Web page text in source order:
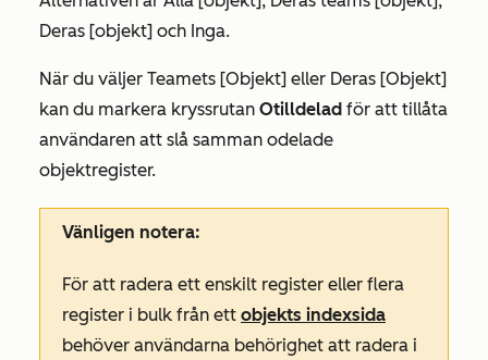
Deras [objekt] och Inga.
När du väljer Teamets [Objekt] eller Deras [Objekt]
kan du markera kryssrutan Otilldelad för att tillåta
användaren att slå samman odelade
objektregister.
Vänligen notera:
För att radera ett enskilt register eller flera
register i bulk från ett objekts indexsida
behöver användarna behörighet att radera i